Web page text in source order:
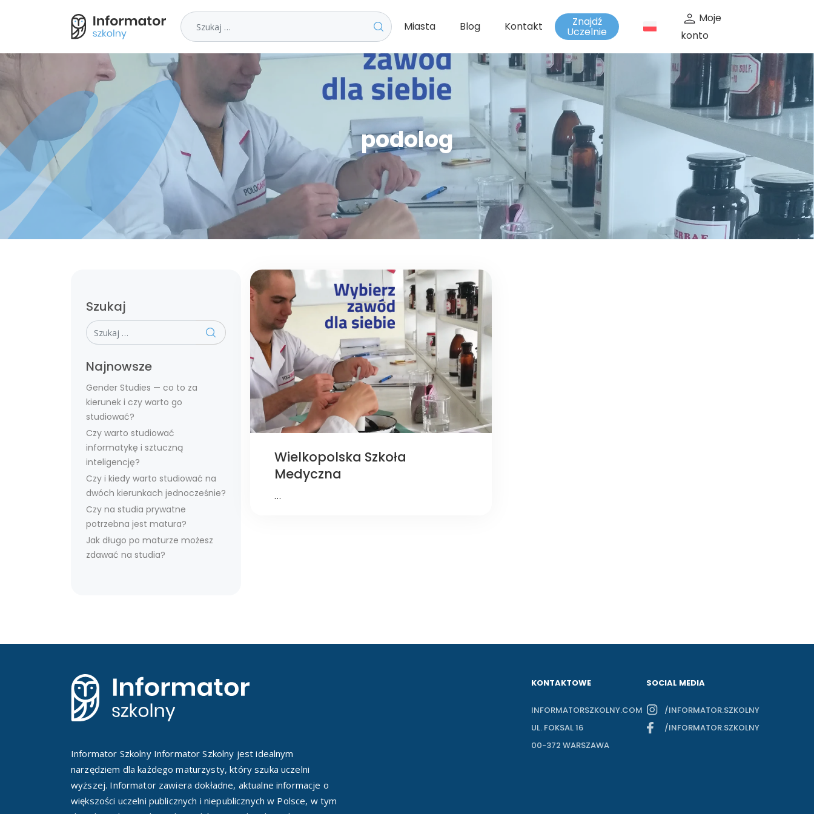
Szukaj
Miasta Blog Kontakt Znajdź
Uczelnie
Moje
konto
podolog
Szukaj
Szukaj
Najnowsze
Gender Studies — co to za
kierunek i czy warto go
studiować?
Czy warto studiować
informatykę i sztuczną
inteligencję?
Czy i kiedy warto studiować na
dwóch kierunkach jednocześnie?
Czy na studia prywatne
potrzebna jest matura?
Jak długo po maturze możesz
zdawać na studia?
Wielkopolska Szkoła
Medyczna
…
Informator Szkolny Informator Szkolny jest idealnym
narzędziem dla każdego maturzysty, który szuka uczelni
wyższej. Informator zawiera dokładne, aktualne informacje o
większości uczelni publicznych i niepublicznych w Polsce, w tym
KONTAKTOWE
INFORMATORSZKOLNY.COM
UL. FOKSAL 16
00-372 WARSZAWA
SOCIAL MEDIA
/INFORMATOR.SZKOLNY
/INFORMATOR.SZKOLNY